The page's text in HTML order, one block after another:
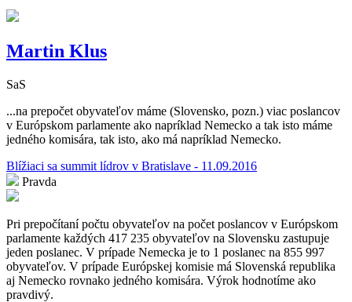
Martin Klus
SaS
...na prepočet obyvateľov máme (Slovensko, pozn.) viac poslancov
v Európskom parlamente ako napríklad Nemecko a tak isto máme
jedného komisára, tak isto, ako má napríklad Nemecko.
Blížiaci sa summit lídrov v Bratislave - 11.09.2016
Pravda
Pri prepočítaní počtu obyvateľov na počet poslancov v Európskom
parlamente každých 417 235 obyvateľov na Slovensku zastupuje
jeden poslanec. V prípade Nemecka je to 1 poslanec na 855 997
obyvateľov. V prípade Európskej komisie má Slovenská republika
aj Nemecko rovnako jedného komisára. Výrok hodnotíme ako
pravdivý.